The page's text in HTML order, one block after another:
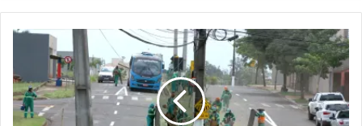
Foto: Emerson Dias / N.Com
No arremesso do peso, Livia Avancini superou as dores e